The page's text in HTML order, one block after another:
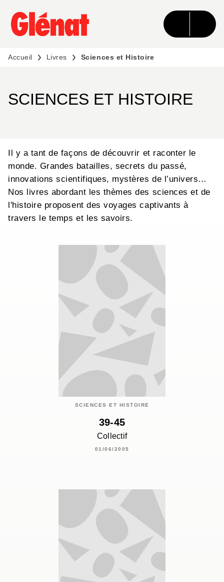
MENU RECHERCHE CONTENU
PIED DE PAGE
Accueil Livres Sciences et Histoire
SCIENCES ET HISTOIRE
Il y a tant de façons de découvrir et raconter le
monde. Grandes batailles, secrets du passé,
innovations scientifiques, mystères de l’univers…
Nos livres abordant les thèmes des sciences et de
l'histoire proposent des voyages captivants à
travers le temps et les savoirs.
SCIENCES ET HISTOIRE
39-45
Collectif
01/06/2005